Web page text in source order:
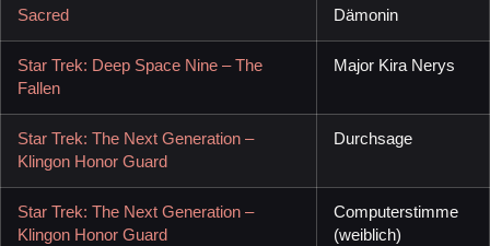
Sacred Dämonin
Star Trek: Deep Space Nine – The
Fallen
Major Kira Nerys
Star Trek: The Next Generation –
Klingon Honor Guard
Durchsage
Star Trek: The Next Generation –
Klingon Honor Guard
Computerstimme
(weiblich)